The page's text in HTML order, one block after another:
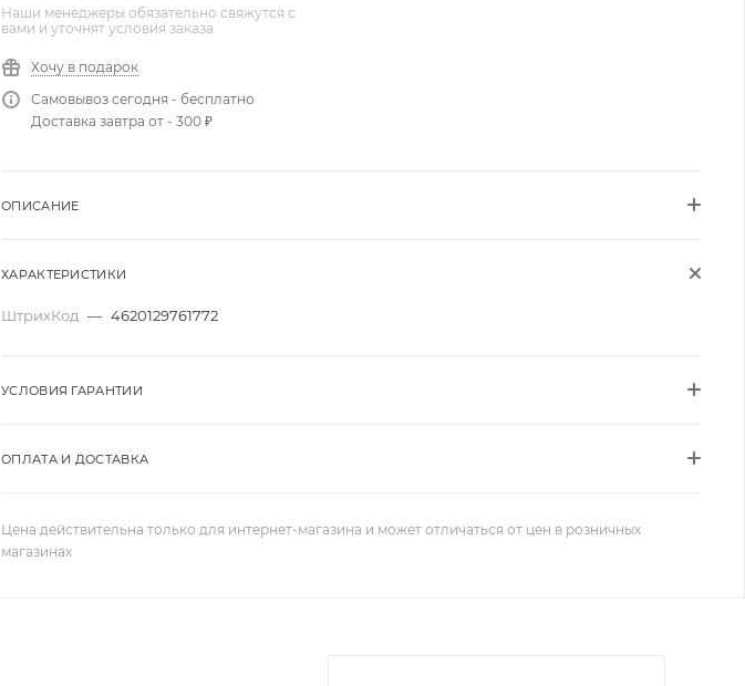
Наши менеджеры обязательно свяжутся с
вами и уточнят условия заказа
Хочу в подарок
Самовывоз сегодня - бесплатно
Доставка завтра от - 300 ₽
ОПИСАНИЕ
ХАРАКТЕРИСТИКИ
ШтрихКод — 4620129761772
УСЛОВИЯ ГАРАНТИИ
ОПЛАТА И ДОСТАВКА
Цена действительна только для интернет-магазина и может отличаться от цен в розничных
магазинах